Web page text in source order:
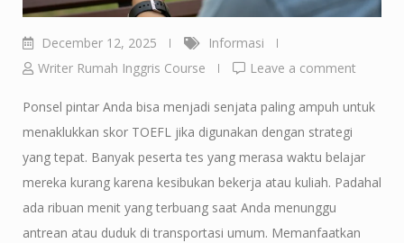
December 12, 2025
Informasi
Writer Rumah Inggris Course
Leave a comment
Ponsel pintar Anda bisa menjadi senjata paling ampuh untuk
menaklukkan skor TOEFL jika digunakan dengan strategi
yang tepat. Banyak peserta tes yang merasa waktu belajar
mereka kurang karena kesibukan bekerja atau kuliah. Padahal
ada ribuan menit yang terbuang saat Anda menunggu
antrean atau duduk di transportasi umum. Memanfaatkan